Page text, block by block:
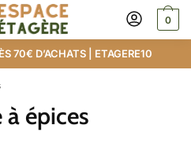
0
70€ D’ACHATS | ETAGERE10
épices